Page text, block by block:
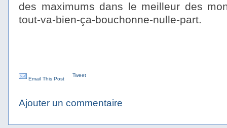
des maximums dans le meilleur des
tout-va-bien-ça-bouchonne-nulle-part.
Email This Post
Tweet
Ajouter un commentaire